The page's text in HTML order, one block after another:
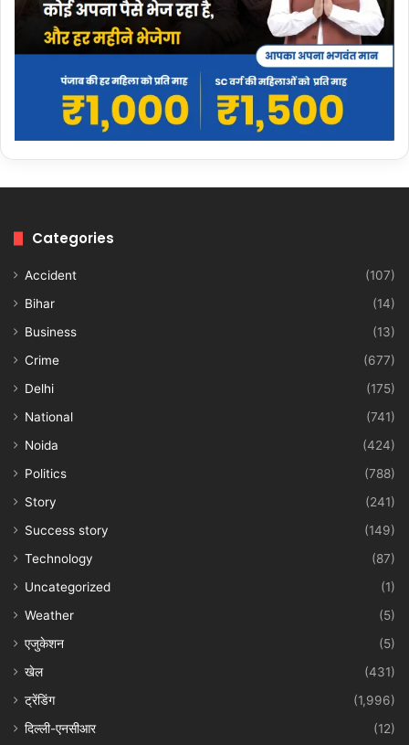
Categories
Accident
(107)
Bihar
(14)
Business
(13)
Crime
(677)
Delhi
(175)
National
(741)
Noida
(424)
Politics
(788)
Story
(241)
Success story
(149)
Technology
(87)
Uncategorized
(1)
Weather
(5)
एजुकेशन
(5)
खेल
(431)
ट्रेंडिंग
(1,996)
दिल्ली-एनसीआर
(12)